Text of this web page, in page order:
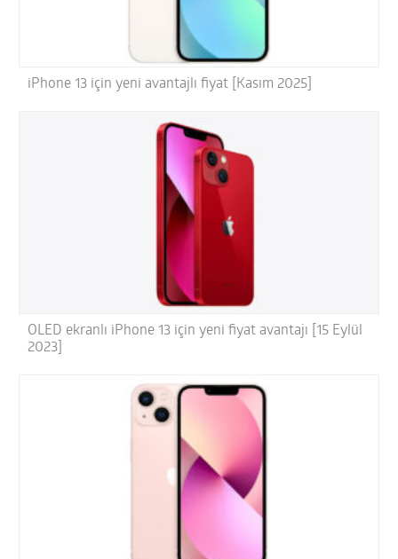
iPhone 13 için yeni avantajlı fiyat [Kasım 2025]
OLED ekranlı iPhone 13 için yeni fiyat avantajı [15 Eylül
2023]